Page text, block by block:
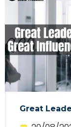
Great